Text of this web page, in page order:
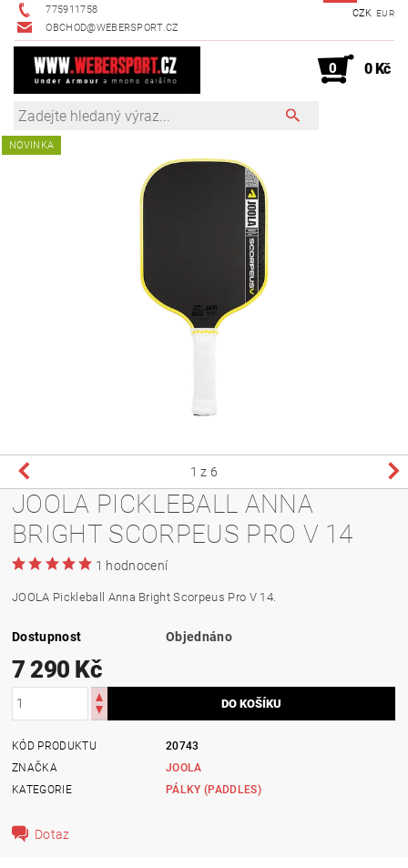
775911758
OBCHOD@WEBERSPORT.CZ
CZK EUR
0 0 Kč
NOVINKA
1 z 6
JOOLA PICKLEBALL ANNA
BRIGHT SCORPEUS PRO V 14
1 hodnocení
JOOLA Pickleball Anna Bright Scorpeus Pro V 14.
Dostupnost Objednáno
7 290 Kč
KÓD PRODUKTU
20743
ZNAČKA
JOOLA
KATEGORIE
PÁLKY (PADDLES)
Dotaz